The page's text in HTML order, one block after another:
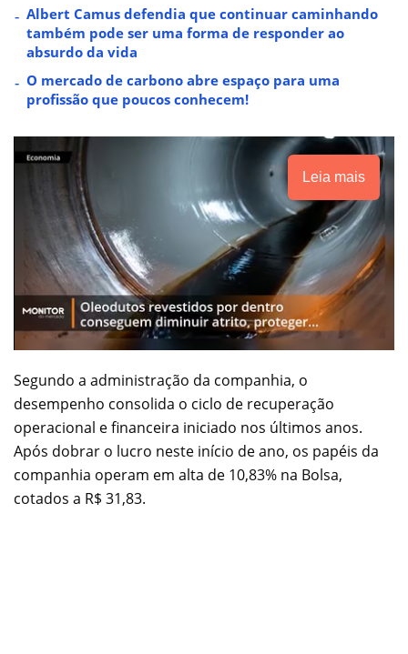
Albert Camus defendia que continuar caminhando
também pode ser uma forma de responder ao
absurdo da vida
O mercado de carbono abre espaço para uma
profissão que poucos conhecem!
Leia mais
Segundo a administração da companhia, o
desempenho consolida o ciclo de recuperação
operacional e financeira iniciado nos últimos anos.
Após dobrar o lucro neste início de ano, os papéis da
companhia operam em alta de 10,83% na Bolsa,
cotados a R$ 31,83.